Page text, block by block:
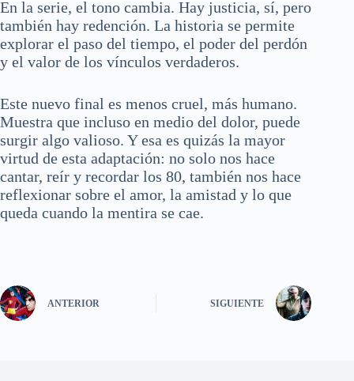
En la serie, el tono cambia. Hay justicia, sí, pero
también hay redención. La historia se permite
explorar el paso del tiempo, el poder del perdón
y el valor de los vínculos verdaderos.
Este nuevo final es menos cruel, más humano.
Muestra que incluso en medio del dolor, puede
surgir algo valioso. Y esa es quizás la mayor
virtud de esta adaptación: no solo nos hace
cantar, reír y recordar los 80, también nos hace
reflexionar sobre el amor, la amistad y lo que
queda cuando la mentira se cae.
ANTERIOR SIGUIENTE